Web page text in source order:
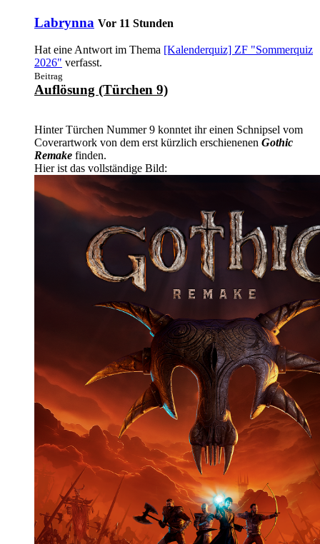
Labrynna Vor 11 Stunden
Hat eine Antwort im Thema [Kalenderquiz] ZF "Sommerquiz
2026" verfasst.
Beitrag
Auflösung (Türchen 9)
Hinter Türchen Nummer 9 konntet ihr einen Schnipsel vom
Coverartwork von dem erst kürzlich erschienenen Gothic
Remake finden.
Hier ist das vollständige Bild: